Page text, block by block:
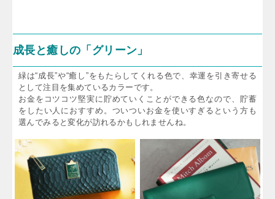
成長と癒しの「グリーン」
緑は“成長”や“癒し”をもたらしてくれる色で、幸運を引き寄せる
として注目を集めているカラーです。
お金をコツコツ堅実に貯めていくことができる色なので、貯蓄
をしたい人におすすめ。ついついお金を使いすぎるという方も
選んでみると変化が訪れるかもしれませんね。